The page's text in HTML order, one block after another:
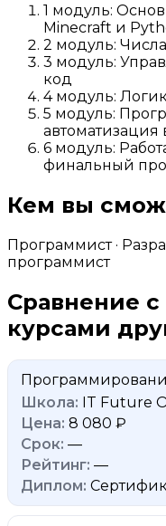
1 модуль:
Minecraft и
2 модуль:
3 модуль:
код
4 модуль:
5 модуль:
автоматизация
6 модуль:
финальный
Кем вы
Программист ·
программист
Сравнение
курсами
IT Future
8 080 ₽
—
—